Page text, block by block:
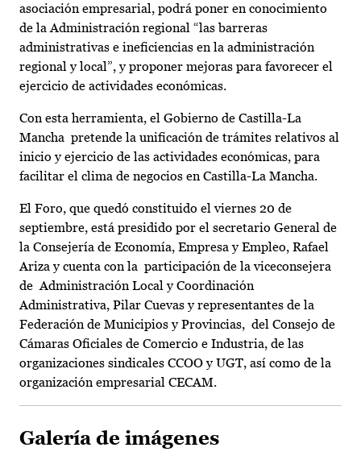
asociación empresarial, podrá poner en conocimiento
de la Administración regional “las barreras
administrativas e ineficiencias en la administración
regional y local”, y proponer mejoras para favorecer el
ejercicio de actividades económicas.
Con esta herramienta, el Gobierno de Castilla-La
Mancha pretende la unificación de trámites relativos al
inicio y ejercicio de las actividades económicas, para
facilitar el clima de negocios en Castilla-La Mancha.
El Foro, que quedó constituido el viernes 20 de
septiembre, está presidido por el secretario General de
la Consejería de Economía, Empresa y Empleo, Rafael
Ariza y cuenta con la participación de la viceconsejera
de Administración Local y Coordinación
Administrativa, Pilar Cuevas y representantes de la
Federación de Municipios y Provincias, del Consejo de
Cámaras Oficiales de Comercio e Industria, de las
organizaciones sindicales CCOO y UGT, así como de la
organización empresarial CECAM.
Galería de imágenes